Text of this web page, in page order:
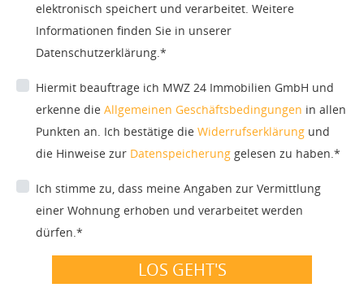
elektronisch speichert und verarbeitet. Weitere
Informationen finden Sie in unserer
Datenschutzerklärung.*
Hiermit beauftrage ich MWZ 24 Immobilien GmbH und
erkenne die Allgemeinen Geschäftsbedingungen in allen
Punkten an. Ich bestätige die Widerrufserklärung und
die Hinweise zur Datenspeicherung gelesen zu haben.*
Ich stimme zu, dass meine Angaben zur Vermittlung
einer Wohnung erhoben und verarbeitet werden
dürfen.*
LOS GEHT'S